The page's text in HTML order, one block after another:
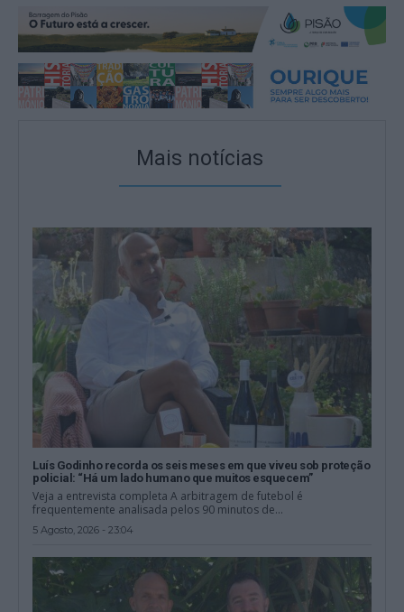
Mais notícias
Luís Godinho recorda os seis meses em que viveu sob proteção
policial: “Há um lado humano que muitos esquecem”
Veja a entrevista completa A arbitragem de futebol é
frequentemente analisada pelos 90 minutos de...
5 Agosto, 2026 - 23:04